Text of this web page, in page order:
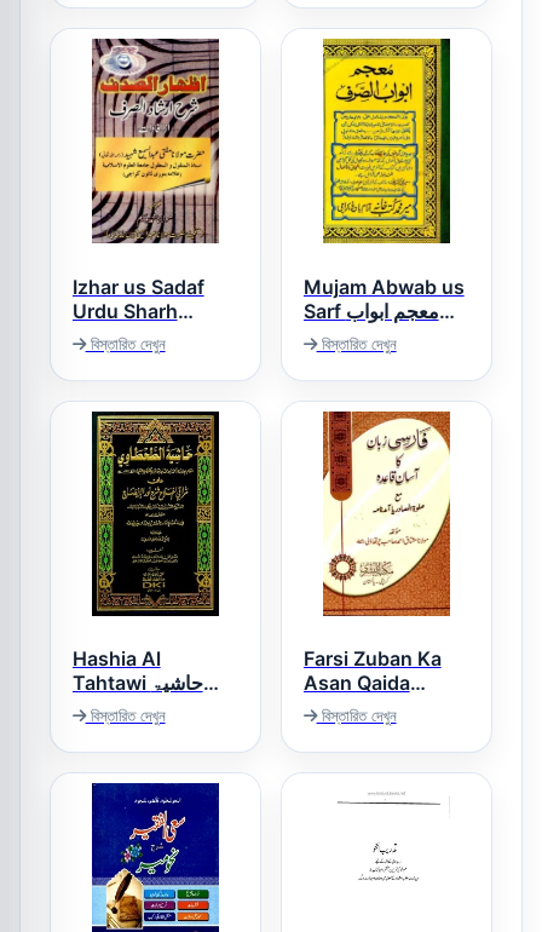
Izhar us Sadaf
Urdu Sharh
Irshad us Sarf
اظہار الصدف اردو
شرح ارشاد الصرف
বিস্তারিত দেখুন
Mujam Abwab us
Sarf معجم ابواب
الصرف
বিস্তারিত দেখুন
Hashia Al
Tahtawi حاشیۃ
الطحطاوی
বিস্তারিত দেখুন
Farsi Zuban Ka
Asan Qaida
فارسی زبان کا آسان
قاعدہ
বিস্তারিত দেখুন